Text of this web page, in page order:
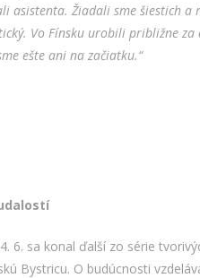
asistenta. Žiadali sme šiestich a
Vo Fínsku urobili približne
ešte ani na začiatku.“
6. sa konal ďalší zo série
Bystricu. O budúcnosti